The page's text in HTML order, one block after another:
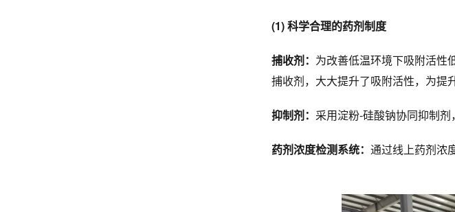
(1) 科学合理的药剂制度
捕收剂： 为改善低温环境下吸附活性
捕收剂，大大提升了吸附活性，为提
抑制剂： 采用淀粉-硅酸钠协同抑制剂
药剂浓度检测系统： 通过线上药剂浓